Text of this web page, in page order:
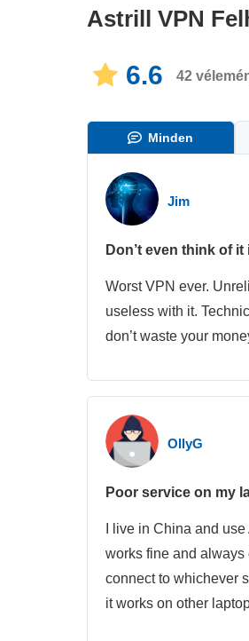
Astrill VPN
6.6 42
Minden
Jim
Don’t even think of
Worst VPN ever.
useless with it.
don’t waste your
OllyG
Poor service on my
I live in China and
works fine and always
connect to whichever
it works on other